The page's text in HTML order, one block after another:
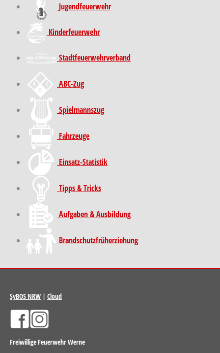
Jugendfeuerwehr
Kinder­feuer­wehr
Stadt­feuer­wehr­verband
ABC-Zug
Spielmannszug
Fahrzeuge
Einsatz-Statistik
Tipps & Tricks
Aufgaben & Ausbildung
Brand­schutz­früh­erziehung
SyBOS NRW | Cloud
Freiwillige Feuerwehr Werne